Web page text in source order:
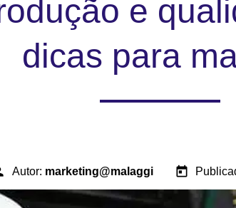
e
dicas para
Autor: marketing@malaggi today